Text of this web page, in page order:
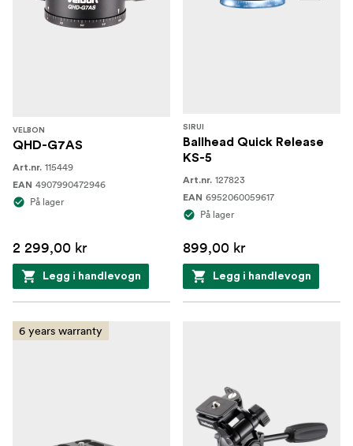
VELBON
QHD-G7AS
Art.nr. 115449
EAN 4907990472946
På lager
2 299,00 kr
Legg i handlevogn
SIRUI
Ballhead Quick Release
KS-5
Art.nr. 127823
EAN 6952060059617
På lager
899,00 kr
Legg i handlevogn
6 years warranty